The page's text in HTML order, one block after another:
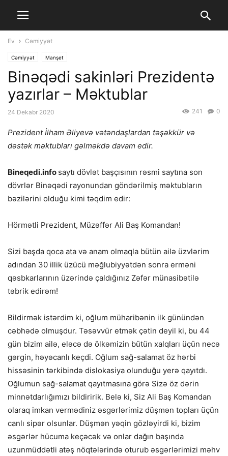
Ev Cəmiyyət
Cəmiyyət Manşet
Binəqədi sakinləri Prezidentə
yazırlar – Məktublar
24 Dekabr 2020 0
241
Prezident İlham Əliyevə vətəndaşlardan təşəkkür və
dəstək məktubları gəlməkdə davam edir.
Bineqedi.info saytı dövlət başçısının rəsmi saytına son
dövrlər Binəqədi rayonundan göndərilmiş məktubların
bəzilərini olduğu kimi təqdim edir:
Hörmətli Prezident, Müzəffər Ali Baş Komandan!
Sizi başda qoca ata və anam olmaqla bütün ailə üzvlərim
adından 30 illik üzücü məğlubiyyətdən sonra erməni
qəsbkarlarının üzərində çaldığınız Zəfər münasibətilə
təbrik edirəm!
Bildirmək istərdim ki, oğlum müharibənin ilk günündən
cəbhədə olmuşdur. Təsəvvür etmək çətin deyil ki, bu 44
gün bizim ailə, eləcə də ölkəmizin bütün xalqları üçün necə
gərgin, həyəcanlı keçdi. Oğlum sağ-salamat öz hərbi
hissəsinin tərkibində dislokasiya olunduğu yerə qayıtdı.
Oğlumun sağ-salamat qayıtmasına görə Sizə öz dərin
minnətdarlığımızı bildiririk. Belə ki, Siz Ali Baş Komandan
olaraq imkan vermədiniz əsgərlərimiz düşmən topları üçün
canlı sipər olsunlar. Düşmən yəqin gözləyirdi ki, bizim
əsgərlər hücuma keçəcək və onlar dağın başında
uzunmüddətli atəş nöqtələrində oturub əsgərlərimizi məhv